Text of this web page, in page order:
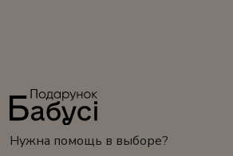
Нужна помощь в выборе?